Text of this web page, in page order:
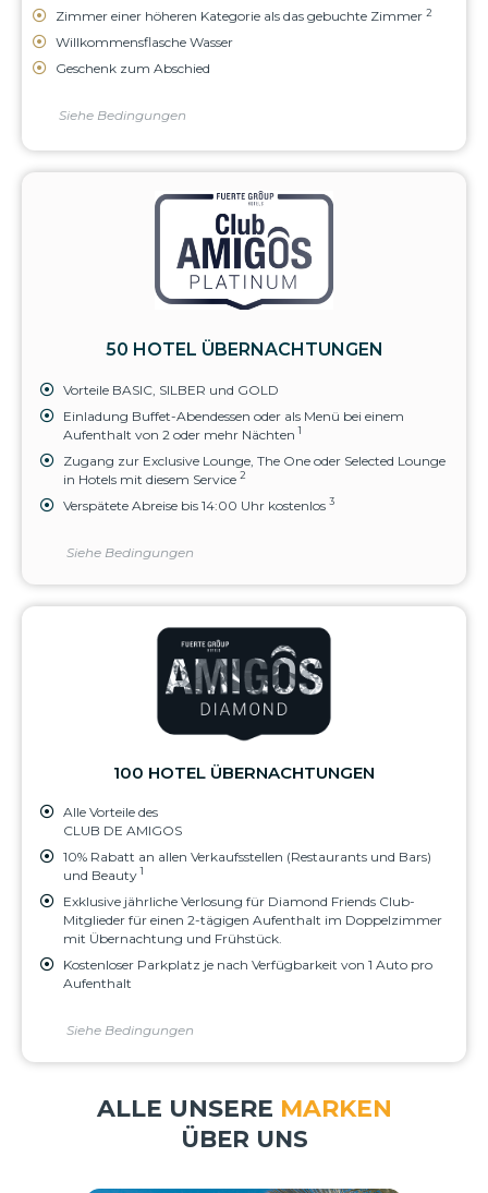
Zimmer einer höheren Kategorie als das gebuchte Zimmer2
Willkommensflasche Wasser
Geschenk zum Abschied
Siehe Bedingungen
50 HOTEL ÜBERNACHTUNGEN
Vorteile BASIC, SILBER und GOLD
Einladung Buffet-Abendessen oder als Menü bei einem
Aufenthalt von 2 oder mehr Nächten 1
Zugang zur Exclusive Lounge, The One oder Selected Lounge
in Hotels mit diesem Service2
Verspätete Abreise bis 14:00 Uhr kostenlos3
Siehe Bedingungen
100 HOTEL ÜBERNACHTUNGEN
Alle Vorteile des
CLUB DE AMIGOS
10% Rabatt an allen Verkaufsstellen (Restaurants und Bars)
und Beauty 1
Exklusive jährliche Verlosung für Diamond Friends Club-
Mitglieder für einen 2-tägigen Aufenthalt im Doppelzimmer
mit Übernachtung und Frühstück.
Kostenloser Parkplatz je nach Verfügbarkeit von 1 Auto pro
Aufenthalt
Siehe Bedingungen
ALLE UNSERE MARKEN
ÜBER UNS